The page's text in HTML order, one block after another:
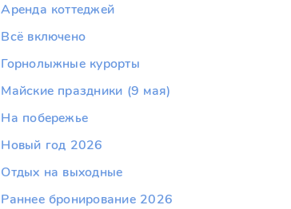
Аренда коттеджей
Всё включено
Горнолыжные курорты
Майские праздники (9 мая)
На побережье
Новый год 2026
Отдых на выходные
Раннее бронирование 2026